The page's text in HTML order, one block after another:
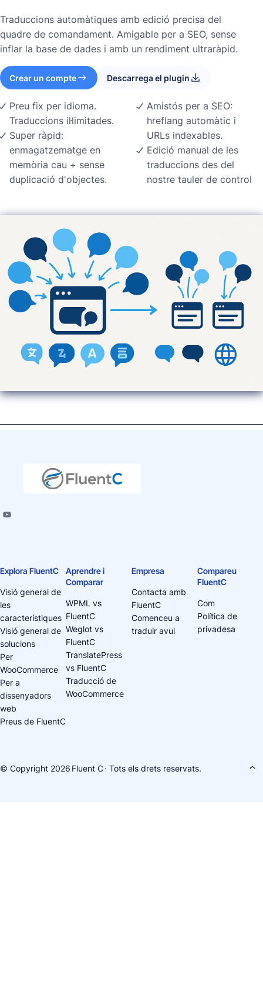
Traduccions automàtiques amb edició precisa del
quadre de comandament. Amigable per a SEO, sense
inflar la base de dades i amb un rendiment ultraràpid.
Crear un compte Descarrega el plugin
Preu fix per idioma.
Traduccions il·limitades.
Super ràpid:
enmagatzematge en
memòria cau + sense
duplicació d'objectes.
Amistós per a SEO:
hreflang automàtic i
URLs indexables.
Edició manual de les
traduccions des del
nostre tauler de control
Explora FluentC
Visió general de
les
característiques
Visió general de
solucions
Per
WooCommerce
Per a
dissenyadors
web
Preus de FluentC
Aprendre i
Comparar
WPML vs
FluentC
Weglot vs
FluentC
TranslatePress
vs FluentC
Traducció de
WooCommerce
Empresa
Contacta amb
FluentC
Comenceu a
traduir avui
Compareu
FluentC
Com
Política de
privadesa
© Copyright 2026 Fluent C· Tots els drets reservats.